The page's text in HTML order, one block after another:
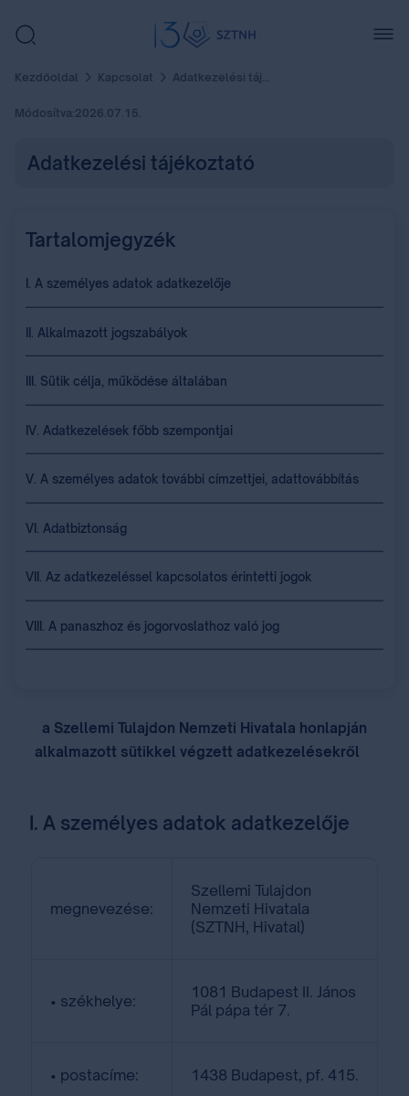
Kezdőoldal Kapcsolat Adatkezelési tájékoztató
Módosítva:2026.07.15.
Adatkezelési tájékoztató
Tartalomjegyzék
I. A személyes adatok adatkezelője
II. Alkalmazott jogszabályok
III. Sütik célja, működése általában
IV. Adatkezelések főbb szempontjai
V. A személyes adatok további címzettjei, adattovábbítás
VI. Adatbiztonság
VII. Az adatkezeléssel kapcsolatos érintetti jogok
VIII. A panaszhoz és jogorvoslathoz való jog
a Szellemi Tulajdon Nemzeti Hivatala honlapján
alkalmazott sütikkel végzett adatkezelésekről
I. A személyes adatok adatkezelője
megnevezése:
Szellemi Tulajdon
Nemzeti Hivatala
(SZTNH, Hivatal)
• székhelye:
1081 Budapest II. János
Pál pápa tér 7.
• postacíme: 1438 Budapest, pf. 415.